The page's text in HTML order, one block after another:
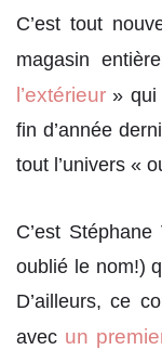
C’est tout
magasin
l’extérieur » qui
fin d’année
tout l’univers «
C’est
oublié le nom!)
D’ailleurs, ce
avec un